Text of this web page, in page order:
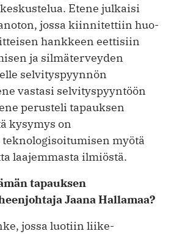
Etene julkaisi
jossa kiinnitettiin huo­
hankkeen eettisiin
ja silmäterveyden
selvityspyynnön
vastasi selvityspyyntöön
perusteli tapauksen
kysymys on
myötä
laajemmasta ilmiöstä.
tapauksen
Jaana Hallamaa?
jossa luotiin liike­